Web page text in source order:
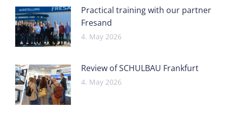
Practical training with our partner
Fresand
4. May 2026
Review of SCHULBAU Frankfurt
4. May 2026